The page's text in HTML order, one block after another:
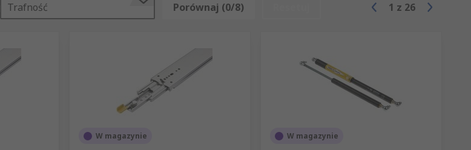
Trafność Porównaj (0/8) 1 z 26
W magazynie W magazynie